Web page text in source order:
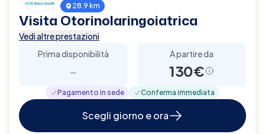
28.9 km
Visita Otorinolaringoiatrica
Vedi altre prestazioni
Prima disponibilità
-
A partire da
130€
Pagamento in sede Conferma immediata
Scegli giorno e ora